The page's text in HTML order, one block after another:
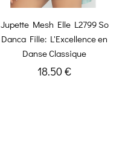
Jupette Mesh Elle L2799 So
Danca Fille: L'Excellence en
Danse Classique
18.50 €